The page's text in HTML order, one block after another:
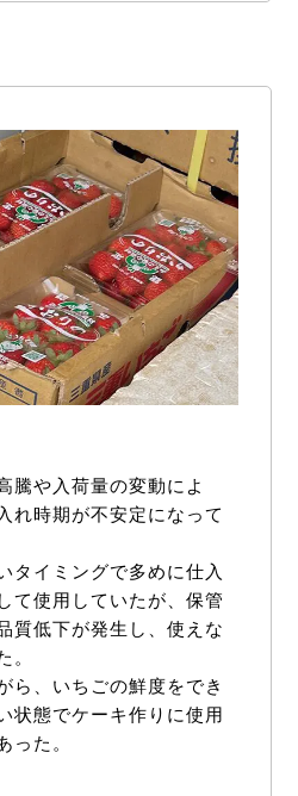
騰や入荷量の変動によ
れ時期が不安定になって
タイミングで多めに仕入
て使用していたが、保管
質低下が発生し、使えな
。
ら、いちごの鮮度をでき
状態でケーキ作りに使用
った。